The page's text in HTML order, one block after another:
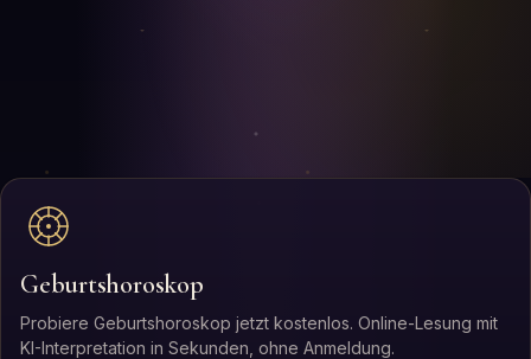
Geburtshoroskop
Probiere Geburtshoroskop jetzt kostenlos. Online-Lesung mit
KI-Interpretation in Sekunden, ohne Anmeldung.